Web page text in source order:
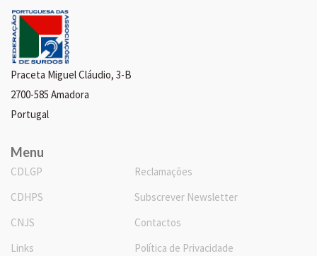
Praceta Miguel Cláudio, 3-B
2700-585 Amadora
Portugal
Menu
CDLGP
CDHPS
CNJS
Links
Reclamações
Subscrever Newsletter
Contactos
Política de Privacidade